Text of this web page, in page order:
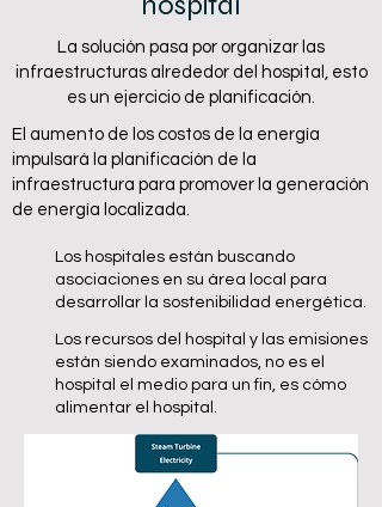
La solución pasa por organizar las
infraestructuras alrededor del hospital, esto
es un ejercicio de planificación.
El aumento de los costos de la energía
impulsará la planificación de la
infraestructura para promover la generación
de energía localizada.
Los hospitales están buscando
asociaciones en su área local para
desarrollar la sostenibilidad energética.
Los recursos del hospital y las emisiones
están siendo examinados, no es el
hospital el medio para un fin, es cómo
alimentar el hospital.